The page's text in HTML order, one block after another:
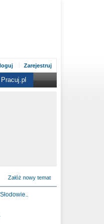
Zarejestruj
Pracuj.pl
Załóż nowy temat